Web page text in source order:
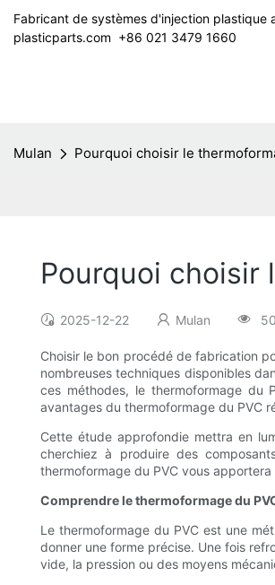
Fabricant de systèmes d'injection
plasticparts.com ​​​​​​​ +86 021 3479 1660
Mulan Pourquoi choisir le
Pourquoi choisir
2025-12-22 Mulan 50
Choisir le bon procédé de fabrication
nombreuses techniques disponibles
ces méthodes, le thermoformage du
avantages du thermoformage du PVC
Cette étude approfondie mettra en
cherchiez à produire des
thermoformage du PVC vous
Comprendre le thermoformage du
Le thermoformage du PVC est une
donner une forme précise. Une fois
vide, la pression ou des moyens